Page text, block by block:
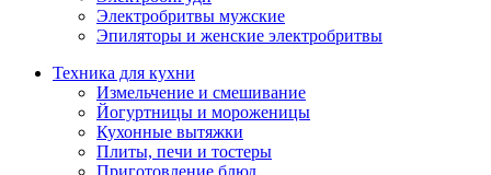
Электробритвы мужские
Эпиляторы и женские электробритвы
Техника для кухни
Измельчение и смешивание
Йогуртницы и мороженицы
Кухонные вытяжки
Плиты, печи и тостеры
Приготовление блюд